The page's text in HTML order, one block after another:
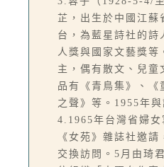
芷，出生於中國江蘇
台，為藍星詩社的詩
人獎與國家文藝獎等
主，偶有散文、兒童
品有《青鳥集》、《
之聲》等。1955年與
4.1965年台灣省婦女
《女苑》雜誌社邀
交換訪問。5月由琦